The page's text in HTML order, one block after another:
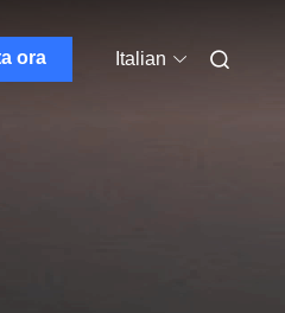
ora Italian